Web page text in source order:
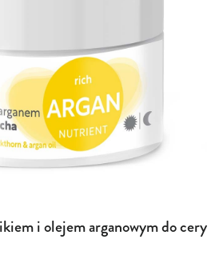
i olejem arganowym do cery